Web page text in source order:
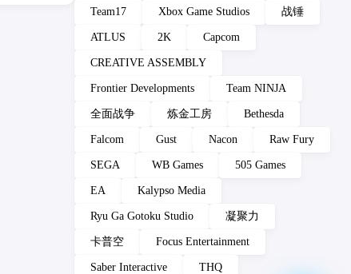
Team17 Xbox Game Studios 战锤
ATLUS 2K Capcom
CREATIVE ASSEMBLY
Frontier Developments Team NINJA
全面战争 炼金工房 Bethesda
Falcom Gust Nacon Raw Fury
SEGA WB Games 505 Games
EA Kalypso Media
Ryu Ga Gotoku Studio 凝聚力
卡普空 Focus Entertainment
Saber Interactive THQ